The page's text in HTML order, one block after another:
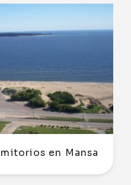
en Mansa